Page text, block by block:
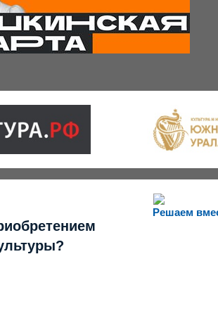
Решаем